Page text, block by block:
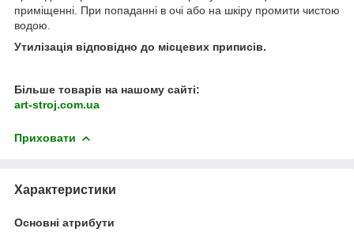
приміщенні. При попаданні в очі або на шкіру промити чистою
водою.
Утилізація відповідно до місцевих приписів.
Більше товарів на нашому сайті:
art-stroj.com.ua
Приховати
Характеристики
Основні атрибути